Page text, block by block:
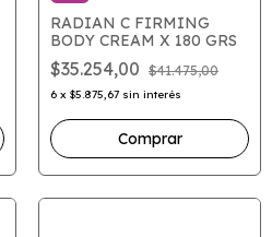
RADIAN C FIRMING
BODY CREAM X 180 GRS
$35.254,00 $41.475,00
6 x $5.875,67 sin interés